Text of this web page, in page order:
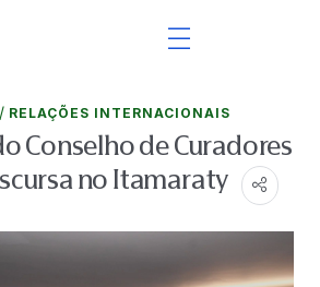
/ RELAÇÕES INTERNACIONAIS
Conselho de Curadores
no Itamaraty